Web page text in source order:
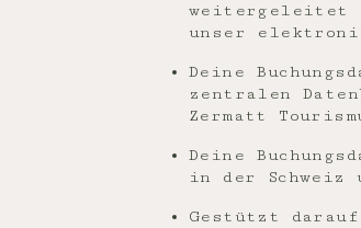
weitergeleitet
unser
Deine
zentralen
Zermatt
Deine
in der Schweiz
Gestützt darauf